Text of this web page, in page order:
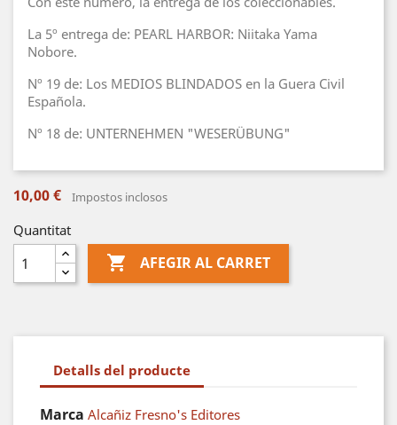
La 5º entrega de: PEARL HARBOR: Niitaka Yama
Nobore.
Nº 19 de: Los MEDIOS BLINDADOS en la Guera Civil
Española.
Nº 18 de: UNTERNEHMEN "WESERÜBUNG"
10,00 € Impostos inclosos
Quantitat
 AFEGIR AL CARRET
Detalls del producte
Marca Alcañiz Fresno's Editores